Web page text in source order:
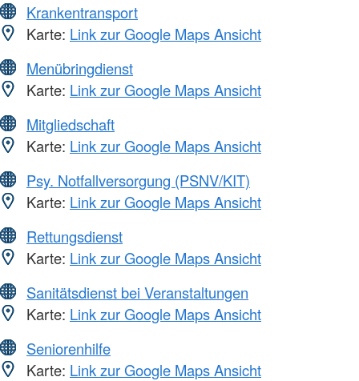
Krankentransport
Karte: Link zur Google Maps Ansicht
Menübringdienst
Karte: Link zur Google Maps Ansicht
Mitgliedschaft
Karte: Link zur Google Maps Ansicht
Psy. Notfallversorgung (PSNV/KIT)
Karte: Link zur Google Maps Ansicht
Rettungsdienst
Karte: Link zur Google Maps Ansicht
Sanitätsdienst bei Veranstaltungen
Karte: Link zur Google Maps Ansicht
Seniorenhilfe
Karte: Link zur Google Maps Ansicht